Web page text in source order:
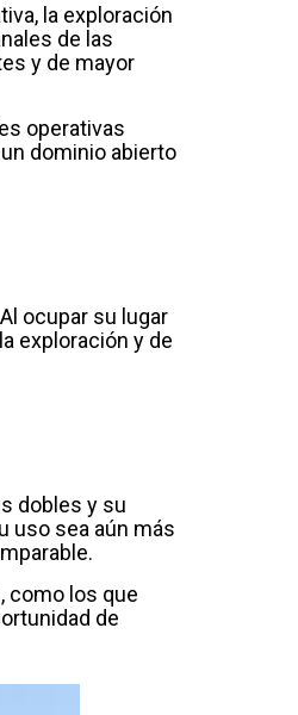
la exploración
de las
y de mayor
operativas
dominio abierto
ocupar su lugar
exploración y de
dobles y su
uso sea aún más
como los que
de